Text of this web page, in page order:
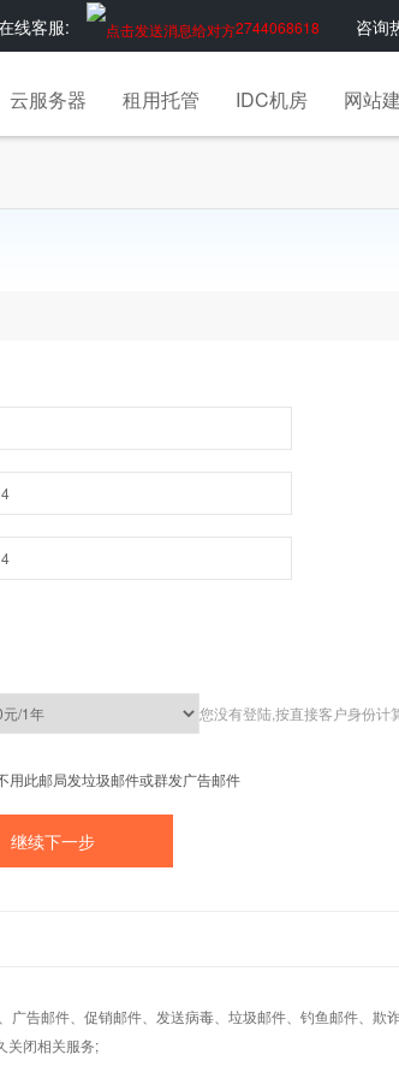
线客服: 2744068618 咨询
云服务器 租用托管 IDC机房 网站
您没有登陆,按直接客户身份计
用此邮局发垃圾邮件或群发广告邮件
告邮件、促销邮件、发送病毒、垃圾邮件、钓鱼邮件、欺
关闭相关服务;